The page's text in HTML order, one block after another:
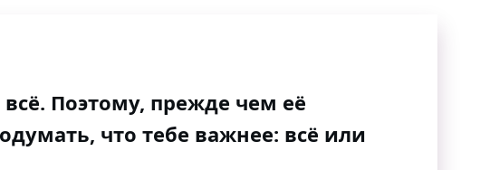
Поэтому, прежде чем её
что тебе важнее: всё или